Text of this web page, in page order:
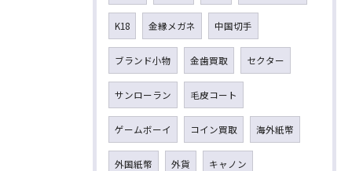
K18 金縁メガネ 中国切手
ブランド小物 金歯買取 セクター
サンローラン 毛皮コート
ゲームボーイ コイン買取 海外紙幣
外国紙幣 外貨 キャノン